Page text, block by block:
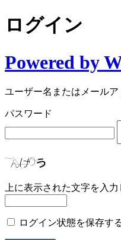
ログイン
Powered by
ユーザー名またはメールア
パスワード
上に表示された文字を入力
ログイン状態を保存す